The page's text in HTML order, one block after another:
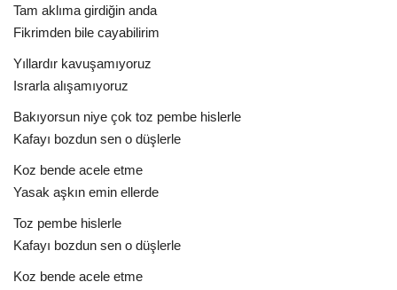
Tam aklıma girdiğin anda
Fikrimden bile cayabilirim
Yıllardır kavuşamıyoruz
Israrla alışamıyoruz
Bakıyorsun niye çok toz pembe hislerle
Kafayı bozdun sen o düşlerle
Koz bende acele etme
Yasak aşkın emin ellerde
Toz pembe hislerle
Kafayı bozdun sen o düşlerle
Koz bende acele etme